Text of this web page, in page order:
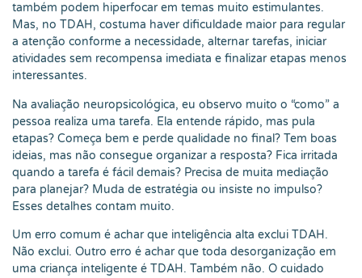
também podem hiperfocar em temas muito estimulantes.
Mas, no TDAH, costuma haver dificuldade maior para regular
a atenção conforme a necessidade, alternar tarefas, iniciar
atividades sem recompensa imediata e finalizar etapas menos
interessantes.
Na avaliação neuropsicológica, eu observo muito o “como” a
pessoa realiza uma tarefa. Ela entende rápido, mas pula
etapas? Começa bem e perde qualidade no final? Tem boas
ideias, mas não consegue organizar a resposta? Fica irritada
quando a tarefa é fácil demais? Precisa de muita mediação
para planejar? Muda de estratégia ou insiste no impulso?
Esses detalhes contam muito.
Um erro comum é achar que inteligência alta exclui TDAH.
Não exclui. Outro erro é achar que toda desorganização em
uma criança inteligente é TDAH. Também não. O cuidado